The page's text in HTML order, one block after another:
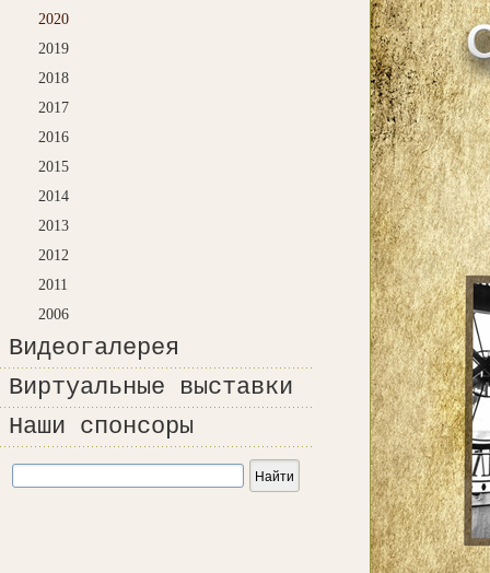
2020
2019
2018
2017
2016
2015
2014
2013
2012
2011
2006
Видеогалерея
Виртуальные выставки
Наши спонсоры